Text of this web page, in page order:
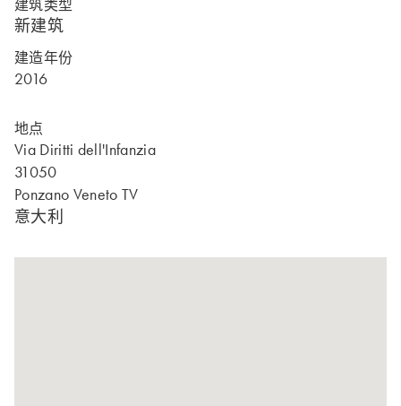
建筑类型
新建筑
建造年份
2016
地点
Via Diritti dell'Infanzia
31050
Ponzano Veneto TV
意大利